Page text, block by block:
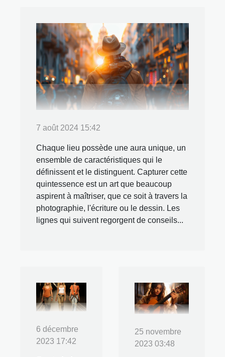
7 août 2024 15:42
Chaque lieu possède une aura unique, un
ensemble de caractéristiques qui le
définissent et le distinguent. Capturer cette
quintessence est un art que beaucoup
aspirent à maîtriser, que ce soit à travers la
photographie, l'écriture ou le dessin. Les
lignes qui suivent regorgent de conseils...
6 décembre
2023 17:42
25 novembre
2023 03:48